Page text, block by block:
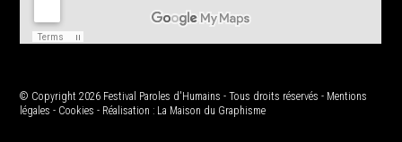
© Copyright 2026 Festival Paroles d'Humains - Tous droits réservés - Mentions
légales - Cookies - Réalisation : La Maison du Graphisme